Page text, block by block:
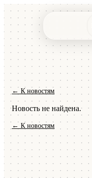
← К новостям
Новость не найдена.
← К новостям